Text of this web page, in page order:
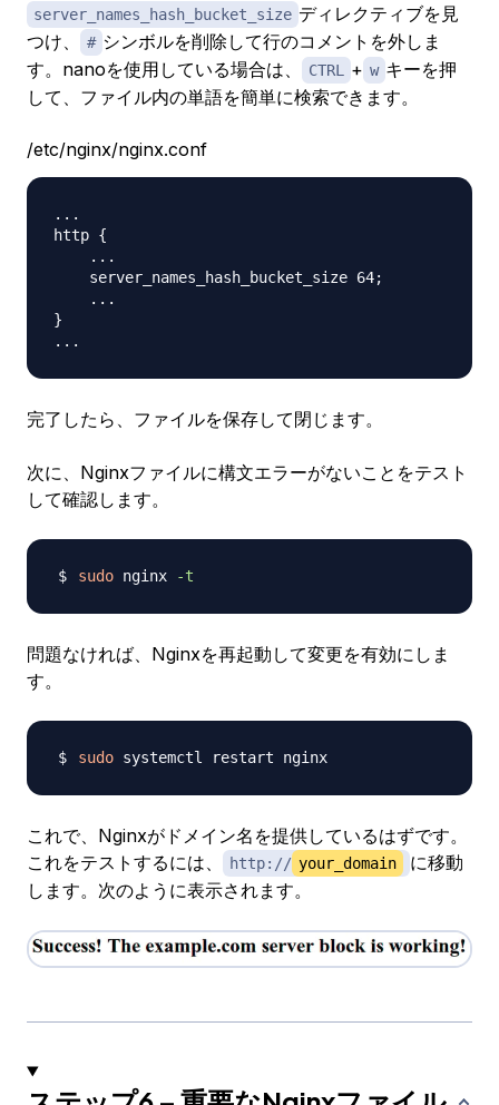
server_names_hash_bucket_size ディレクティブを見
つけ、
# シンボルを削除して行のコメントを外しま
す。nanoを使用している場合は、
CTRL + w キーを押
して、ファイル内の単語を簡単に検索できます。
/etc/nginx/nginx.conf
...
http {
    ...
    server_names_hash_bucket_size 64;
    ...
}
完了したら、ファイルを保存して閉じます。
次に、Nginxファイルに構文エラーがないことをテスト
して確認します。
sudo nginx -t
問題なければ、Nginxを再起動して変更を有効にしま
す。
sudo
これで、Nginxがドメイン名を提供しているはずです。
これをテストするには、
http:// your_domain
に移動
します。次のように表示されます。